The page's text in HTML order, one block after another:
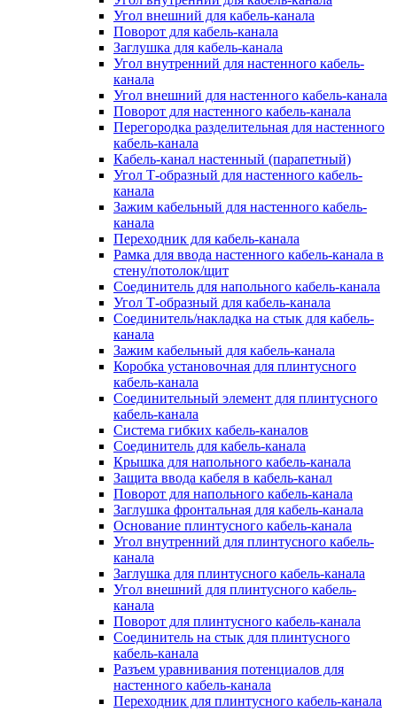
Угол внешний для кабель-канала
Поворот для кабель-канала
Заглушка для кабель-канала
Угол внутренний для настенного кабель-
канала
Угол внешний для настенного кабель-канала
Поворот для настенного кабель-канала
Перегородка разделительная для настенного
кабель-канала
Кабель-канал настенный (парапетный)
Угол Т-образный для настенного кабель-
канала
Зажим кабельный для настенного кабель-
канала
Переходник для кабель-канала
Рамка для ввода настенного кабель-канала в
стену/потолок/щит
Соединитель для напольного кабель-канала
Угол Т-образный для кабель-канала
Соединитель/накладка на стык для кабель-
канала
Зажим кабельный для кабель-канала
Коробка установочная для плинтусного
кабель-канала
Соединительный элемент для плинтусного
кабель-канала
Система гибких кабель-каналов
Соединитель для кабель-канала
Крышка для напольного кабель-канала
Защита ввода кабеля в кабель-канал
Поворот для напольного кабель-канала
Заглушка фронтальная для кабель-канала
Основание плинтусного кабель-канала
Угол внутренний для плинтусного кабель-
канала
Заглушка для плинтусного кабель-канала
Угол внешний для плинтусного кабель-
канала
Поворот для плинтусного кабель-канала
Соединитель на стык для плинтусного
кабель-канала
Разъем уравнивания потенциалов для
настенного кабель-канала
Переходник для плинтусного кабель-канала